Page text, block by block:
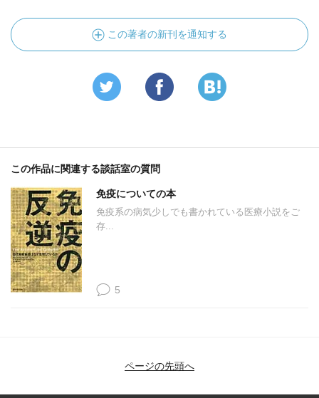
この著者の新刊を通知する
この作品に関連する談話室の質問
免疫についての本
免疫系の病気少しでも書かれている医療小説をご
存...
5
ページの先頭へ